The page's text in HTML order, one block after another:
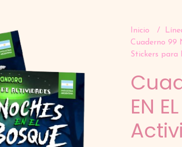
Inicio
Cuaderno 99
Stickers para
EN